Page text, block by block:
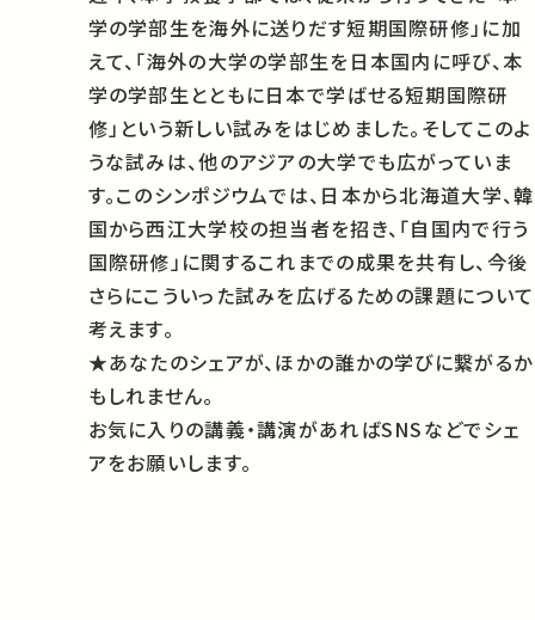
学の学部生を海外に送りだす短期国際研修」に加
えて、「海外の大学の学部生を日本国内に呼び、本
学の学部生とともに日本で学ばせる短期国際研
修」という新しい試みをはじめました。そしてこのよ
うな試みは、他のアジアの大学でも広がっていま
す。このシンポジウムでは、日本から北海道大学、韓
国から西江大学校の担当者を招き、「自国内で行う
国際研修」に関するこれまでの成果を共有し、今後
さらにこういった試みを広げるための課題について
考えます。
★あなたのシェアが、ほかの誰かの学びに繋がるか
もしれません。
お気に入りの講義・講演があればSNSなどでシェ
アをお願いします。